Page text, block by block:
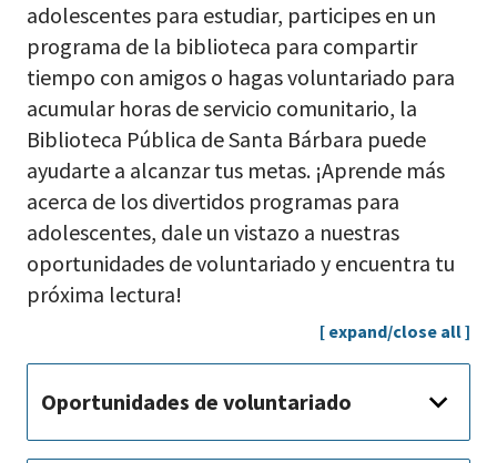
adolescentes para estudiar, participes en un
programa de la biblioteca para compartir
tiempo con amigos o hagas voluntariado para
acumular horas de servicio comunitario, la
Biblioteca Pública de Santa Bárbara puede
ayudarte a alcanzar tus metas. ¡Aprende más
acerca de los divertidos programas para
adolescentes, dale un vistazo a nuestras
oportunidades de voluntariado y encuentra tu
próxima lectura!
[ expand/close all ]
Oportunidades de voluntariado